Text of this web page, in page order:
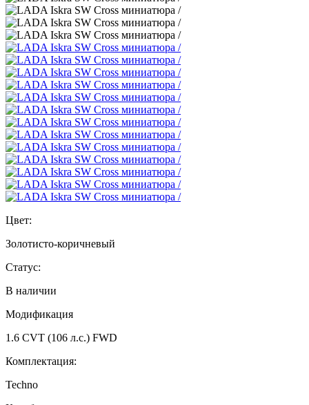
Цвет:
Золотисто-коричневый
Статус:
В наличии
Модификация
1.6 CVT (106 л.с.) FWD
Комплектация:
Techno